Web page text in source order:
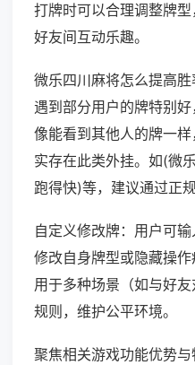
打牌时可以合理调整牌
好友间互动乐趣。
微乐四川麻将怎么提高
遇到部分用户的牌特别
像能看到其他人的牌一
实存在此类外挂。如(微
跑得快)等，建议通过正
自定义修改牌：用户可输
修改自身牌型或隐藏操
用于多种场景（如与好
规则，维护公平环境。
聚焦相关游戏功能优势与